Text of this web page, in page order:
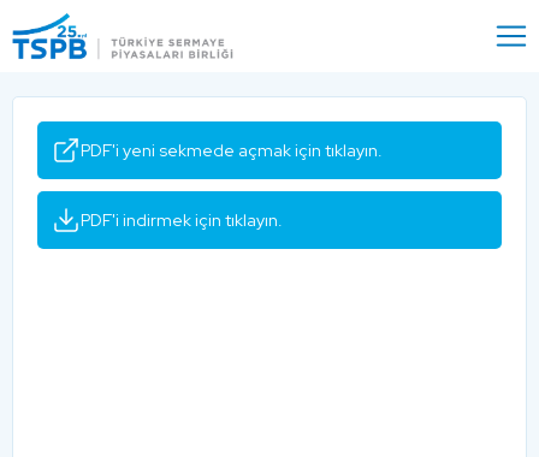
Close
PDF'i yeni sekmede açmak için tıklayın.
PDF'i indirmek için tıklayın.